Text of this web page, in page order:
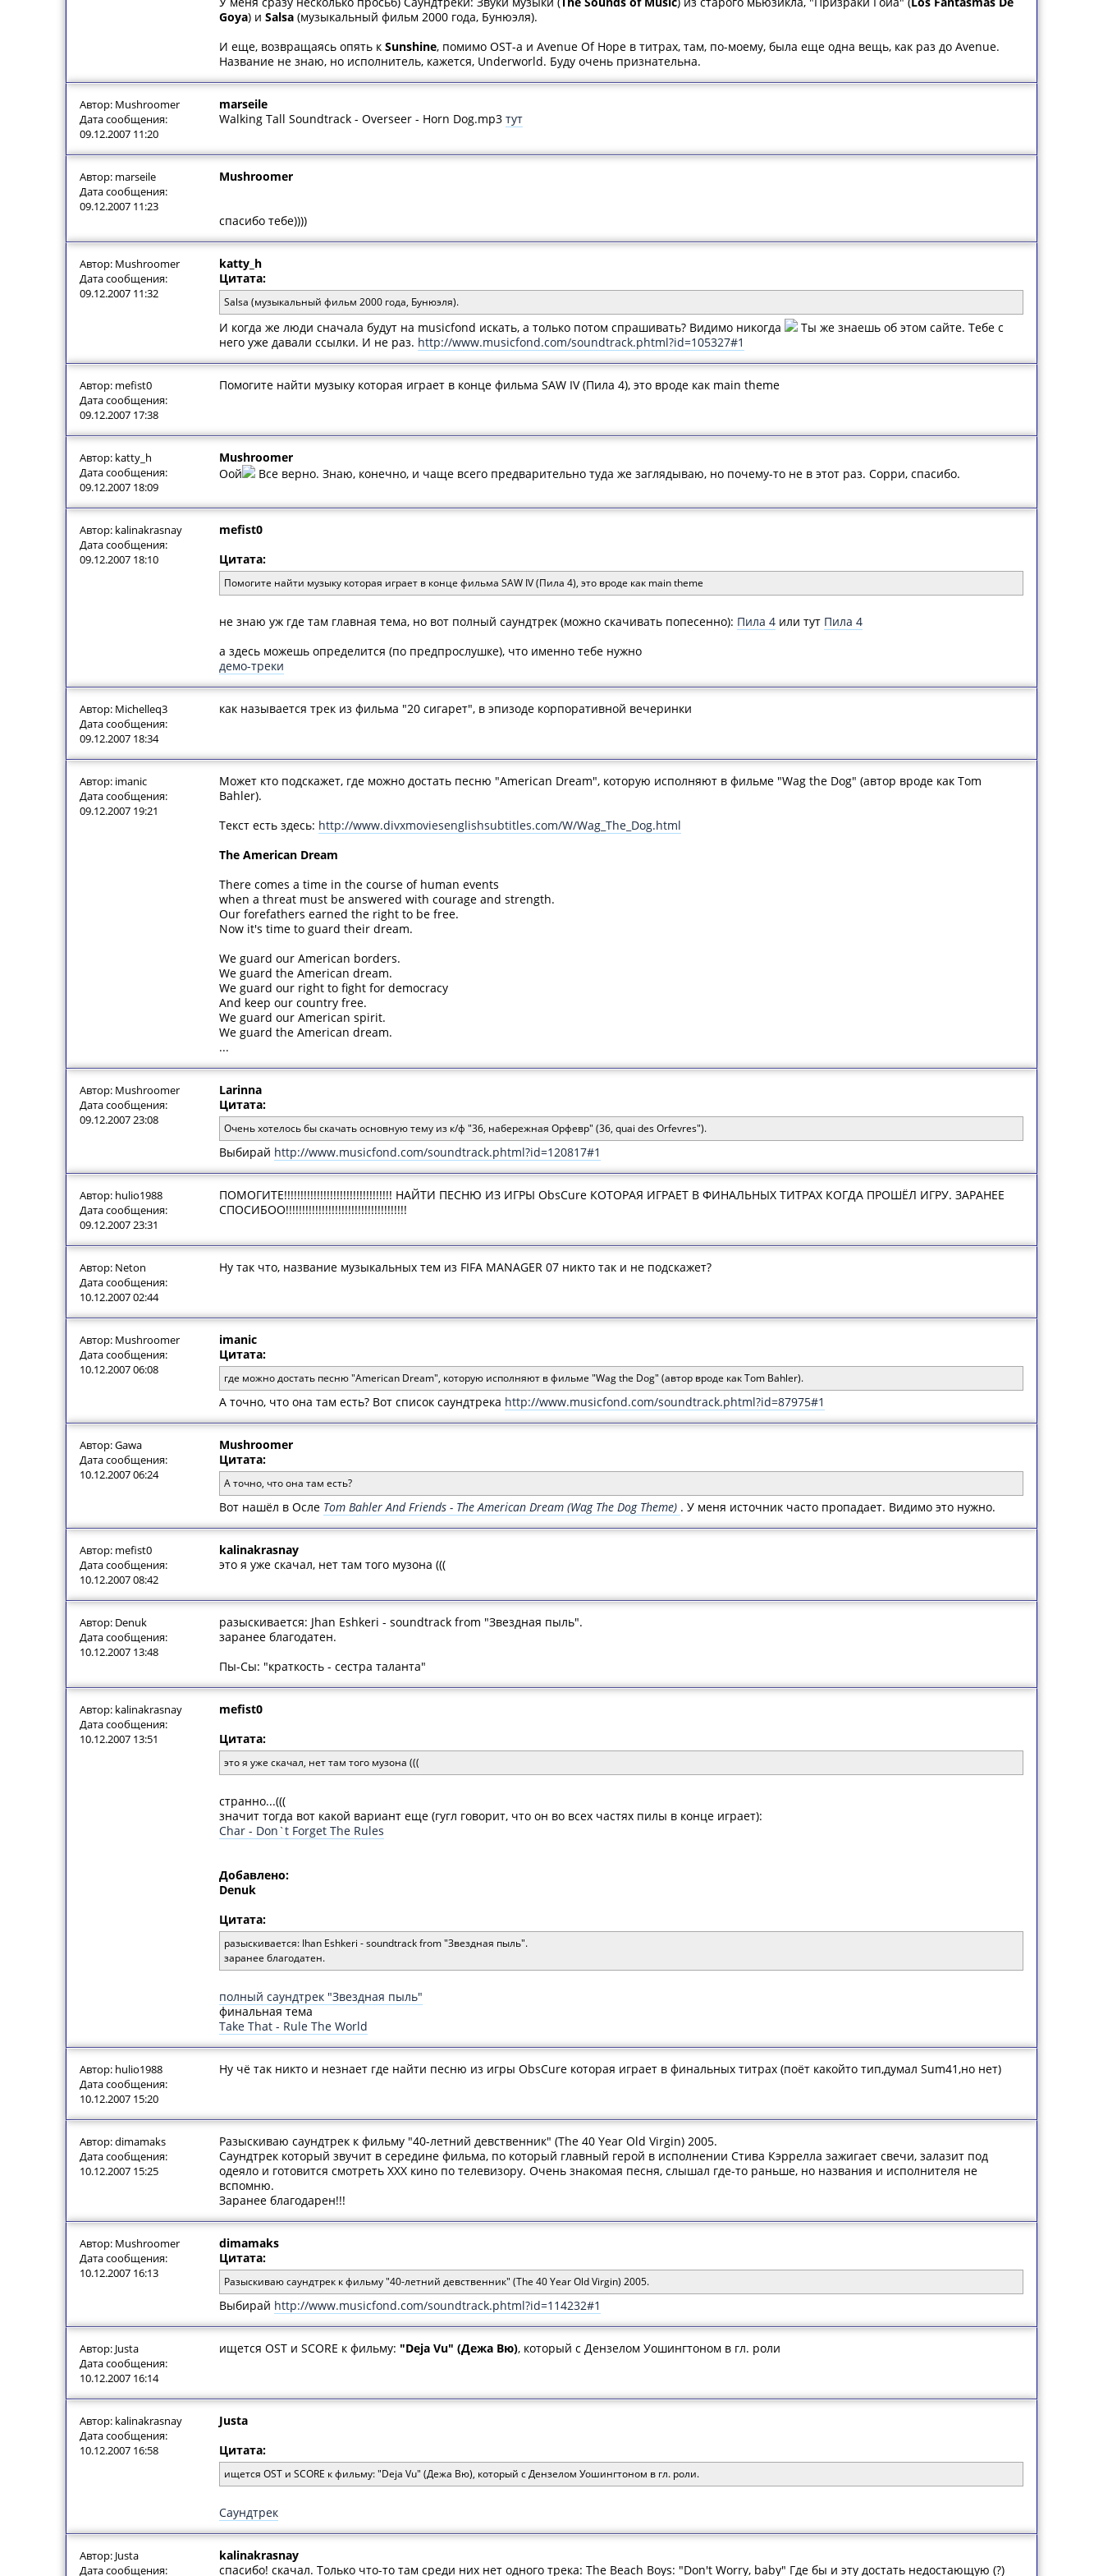
Goya) и Salsa (музыкальный фильм 2000 года, Бунюэля).
И еще, возвращаясь опять к Sunshine, помимо OST-а и Avenue Of Hope в титрах, там, по-моему, была еще одна вещь, как раз до Avenue.
Название не знаю, но исполнитель, кажется, Underworld. Буду очень признательна.
Автор: Mushroomer
Дата сообщения:
09.12.2007 11:20
marseile
Walking Tall Soundtrack - Overseer - Horn Dog.mp3 тут
Автор: marseile
Дата сообщения:
09.12.2007 11:23
Mushroomer
спасибо тебе))))
Автор: Mushroomer
Дата сообщения:
09.12.2007 11:32
katty_h
Цитата:
Salsa (музыкальный фильм 2000 года, Бунюэля).
И когда же люди сначала будут на musicfond искать, а только потом спрашивать? Видимо никогда
Ты же знаешь об этом сайте. Тебе с
него уже давали ссылки. И не раз. http://www.musicfond.com/soundtrack.phtml?id=105327#1
Автор: mefist0
Дата сообщения:
09.12.2007 17:38
Помогите найти музыку которая играет в конце фильма SAW IV (Пила 4), это вроде как main theme
Автор: katty_h
Дата сообщения:
09.12.2007 18:09
Mushroomer
Оой
Все верно. Знаю, конечно, и чаще всего предварительно туда же заглядываю, но почему-то не в этот раз. Сорри, спасибо.
Автор: kalinakrasnay
Дата сообщения:
09.12.2007 18:10
mefist0
Цитата:
Помогите найти музыку которая играет в конце фильма SAW IV (Пила 4), это вроде как main theme
не знаю уж где там главная тема, но вот полный саундтрек (можно скачивать попесенно): Пила 4 или тут Пила 4
а здесь можешь определится (по предпрослушке), что именно тебе нужно
демо-треки
Автор: Michelleq3
Дата сообщения:
09.12.2007 18:34
как называется трек из фильма "20 сигарет", в эпизоде корпоративной вечеринки
Автор: imanic
Дата сообщения:
09.12.2007 19:21
Может кто подскажет, где можно достать песню "American Dream", которую исполняют в фильме "Wag the Dog" (автор вроде как Tom
Bahler).
Текст есть здесь: http://www.divxmoviesenglishsubtitles.com/W/Wag_The_Dog.html
The American Dream
There comes a time in the course of human events
when a threat must be answered with courage and strength.
Our forefathers earned the right to be free.
Now it's time to guard their dream.
We guard our American borders.
We guard the American dream.
We guard our right to fight for democracy
And keep our country free.
We guard our American spirit.
We guard the American dream.
...
Автор: Mushroomer
Дата сообщения:
09.12.2007 23:08
Larinna
Цитата:
Очень хотелось бы скачать основную тему из к/ф "36, набережная Орфевр" (36, quai des Orfevres").
Выбирай http://www.musicfond.com/soundtrack.phtml?id=120817#1
Автор: hulio1988
Дата сообщения:
09.12.2007 23:31
ПОМОГИТЕ!!!!!!!!!!!!!!!!!!!!!!!!!!!!!!!!! НАЙТИ ПЕСНЮ ИЗ ИГРЫ ObsCure КОТОРАЯ ИГРАЕТ В ФИНАЛЬНЫХ ТИТРАХ КОГДА ПРОШЁЛ ИГРУ. ЗАРАНЕЕ
СПОСИБОО!!!!!!!!!!!!!!!!!!!!!!!!!!!!!!!!!!!!!
Автор: Neton
Дата сообщения:
10.12.2007 02:44
Ну так что, название музыкальных тем из FIFA MANAGER 07 никто так и не подскажет?
Автор: Mushroomer
Дата сообщения:
10.12.2007 06:08
imanic
Цитата:
где можно достать песню "American Dream", которую исполняют в фильме "Wag the Dog" (автор вроде как Tom Bahler).
А точно, что она там есть? Вот список саундтрека http://www.musicfond.com/soundtrack.phtml?id=87975#1
Автор: Gawa
Дата сообщения:
10.12.2007 06:24
Mushroomer
Цитата:
А точно, что она там есть?
Вот нашёл в Осле Tom Bahler And Friends - The American Dream (Wag The Dog Theme) . У меня источник часто пропадает. Видимо это нужно.
Автор: mefist0
Дата сообщения:
10.12.2007 08:42
kalinakrasnay
это я уже скачал, нет там того музона (((
Автор: Denuk
Дата сообщения:
10.12.2007 13:48
разыскивается: Jhan Eshkeri - soundtrack from "Звездная пыль".
заранее благодатен.
Пы-Сы: "краткость - сестра таланта"
Автор: kalinakrasnay
Дата сообщения:
10.12.2007 13:51
mefist0
Цитата:
это я уже скачал, нет там того музона (((
странно...(((
значит тогда вот какой вариант еще (гугл говорит, что он во всех частях пилы в конце играет):
Char - Don`t Forget The Rules
Добавлено:
Denuk
Цитата:
разыскивается: Ihan Eshkeri - soundtrack from "Звездная пыль".
заранее благодатен.
полный саундтрек "Звездная пыль"
финальная тема
Take That - Rule The World
Автор: hulio1988
Дата сообщения:
10.12.2007 15:20
Ну чё так никто и незнает где найти песню из игры ObsCure которая играет в финальных титрах (поёт какойто тип,думал Sum41,но нет)
Автор: dimamaks
Дата сообщения:
10.12.2007 15:25
Разыскиваю саундтрек к фильму "40-летний девственник" (The 40 Year Old Virgin) 2005.
Саундтрек который звучит в середине фильма, по который главный герой в исполнении Стива Кэррелла зажигает свечи, залазит под
одеяло и готовится смотреть ХХХ кино по телевизору. Очень знакомая песня, слышал где-то раньше, но названия и исполнителя не
вспомню.
Заранее благодарен!!!
Автор: Mushroomer
Дата сообщения:
10.12.2007 16:13
dimamaks
Цитата:
Разыскиваю саундтрек к фильму "40-летний девственник" (The 40 Year Old Virgin) 2005.
Выбирай http://www.musicfond.com/soundtrack.phtml?id=114232#1
Автор: Justa
Дата сообщения:
10.12.2007 16:14
ищется OST и SCORE к фильму: "Deja Vu" (Дежа Вю), который с Дензелом Уошингтоном в гл. роли
Автор: kalinakrasnay
Дата сообщения:
10.12.2007 16:58
Justa
Цитата:
ищется OST и SCORE к фильму: "Deja Vu" (Дежа Вю), который с Дензелом Уошингтоном в гл. роли.
Саундтрек
Автор: Justa
Дата сообщения:
kalinakrasnay
спасибо! скачал. Только что-то там среди них нет одного трека: The Beach Boys: "Don't Worry, baby" Где бы и эту достать недостающую (?)